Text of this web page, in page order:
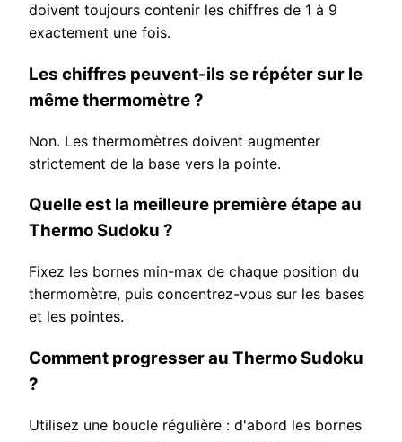
doivent toujours contenir les chiffres de 1 à 9
exactement une fois.
Les chiffres peuvent-ils se répéter sur le
même thermomètre ?
Non. Les thermomètres doivent augmenter
strictement de la base vers la pointe.
Quelle est la meilleure première étape au
Thermo Sudoku ?
Fixez les bornes min-max de chaque position du
thermomètre, puis concentrez-vous sur les bases
et les pointes.
Comment progresser au Thermo Sudoku
?
Utilisez une boucle régulière : d'abord les bornes